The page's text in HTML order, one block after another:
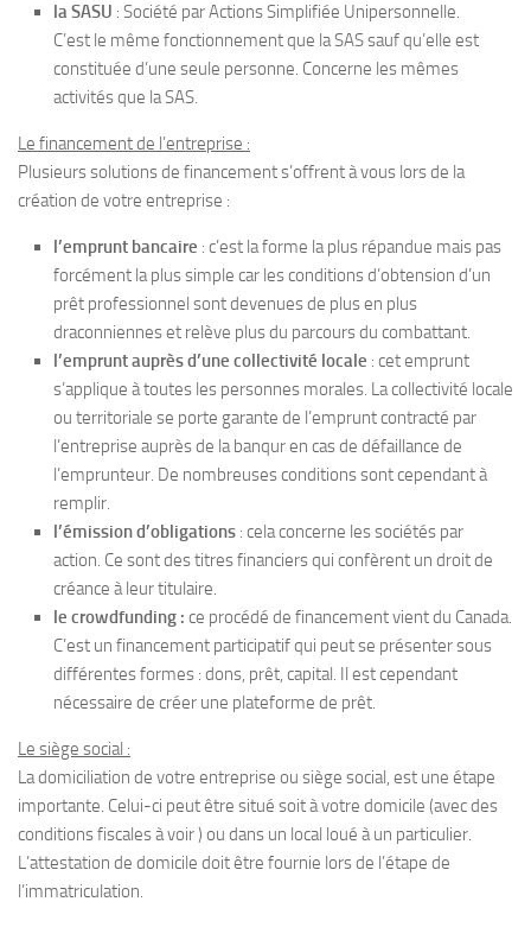
la SASU : Société par Actions Simplifiée Unipersonnelle.
C’est le même fonctionnement que la SAS sauf qu’elle est
constituée d’une seule personne. Concerne les mêmes
activités que la SAS.
Le financement de l’entreprise :
Plusieurs solutions de financement s’offrent à vous lors de la
création de votre entreprise :
l’emprunt bancaire : c’est la forme la plus répandue mais pas
forcément la plus simple car les conditions d’obtension d’un
prêt professionnel sont devenues de plus en plus
draconniennes et relève plus du parcours du combattant.
l’emprunt auprès d’une collectivité locale : cet emprunt
s’applique à toutes les personnes morales. La collectivité locale
ou territoriale se porte garante de l’emprunt contracté par
l’entreprise auprès de la banqur en cas de défaillance de
l’emprunteur. De nombreuses conditions sont cependant à
remplir.
l’émission d’obligations : cela concerne les sociétés par
action. Ce sont des titres financiers qui confèrent un droit de
créance à leur titulaire.
le crowdfunding : ce procédé de financement vient du Canada.
C’est un financement participatif qui peut se présenter sous
différentes formes : dons, prêt, capital. Il est cependant
nécessaire de créer une plateforme de prêt.
Le siège social :
La domiciliation de votre entreprise ou siège social, est une étape
importante. Celui-ci peut être situé soit à votre domicile (avec des
conditions fiscales à voir ) ou dans un local loué à un particulier.
L’attestation de domicile doit être fournie lors de l’étape de
l’immatriculation.